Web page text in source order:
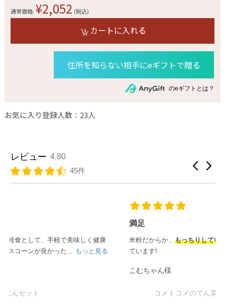
通常価格: ¥2,052 (税込)
カートに入れる
住所を知らない相手にeギフトで贈る
のeギフトとは？
お気に入り登録人数：23人
レビュー 4.80
45件
米粉だからか、もっちりしていて満腹感もあり、何度か購入し
ています!
コメトコメのてん菜糖アソートセット